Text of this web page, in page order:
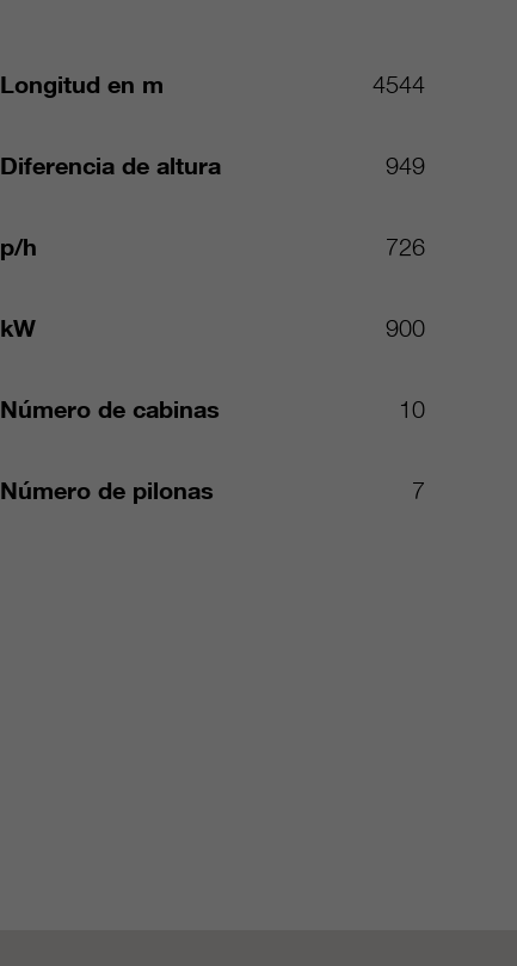
Longitud en m 4544
Diferencia de altura 949
p/h 726
kW 900
Número de cabinas 10
Número de pilonas 7